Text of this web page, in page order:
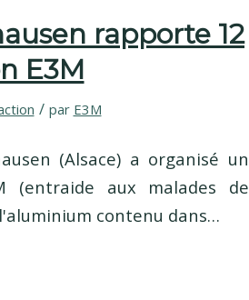
rapporte 12
E3M
/ par E3M
(Alsace) a organisé un
(entraide aux malades de
contenu dans…